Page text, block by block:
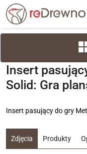
Insert
Solid: Gra
Insert pasujący do gry
Zdjęcia Produkty